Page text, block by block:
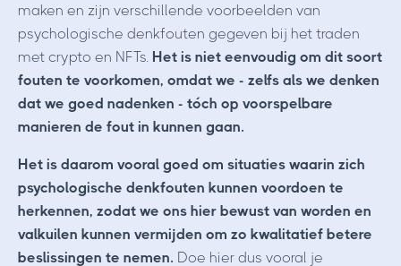
maken en zijn verschillende voorbeelden van
psychologische denkfouten gegeven bij het traden
met crypto en NFTs. Het is niet eenvoudig om dit soort
fouten te voorkomen, omdat we - zelfs als we denken
dat we goed nadenken - tóch op voorspelbare
manieren de fout in kunnen gaan.
Het is daarom vooral goed om situaties waarin zich
psychologische denkfouten kunnen voordoen te
herkennen, zodat we ons hier bewust van worden en
valkuilen kunnen vermijden om zo kwalitatief betere
beslissingen te nemen. Doe hier dus vooral je